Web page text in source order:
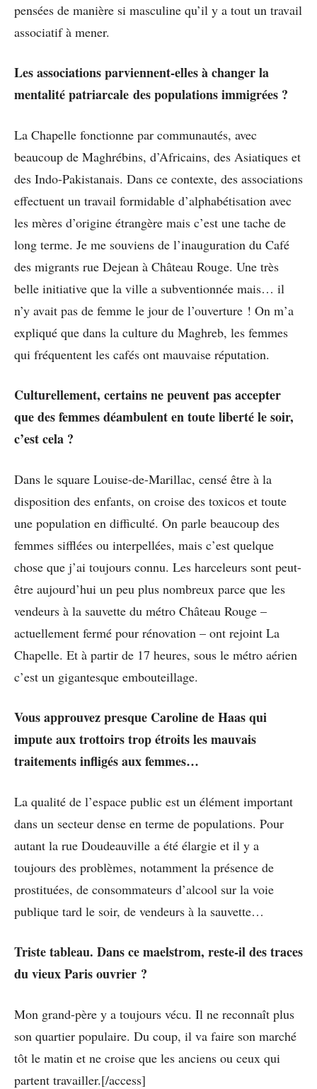
pensées de manière si masculine qu’il y a tout un travail
associatif à mener.
Les associations parviennent-elles à changer la
mentalité patriarcale des populations immigrées ?
La Chapelle fonctionne par communautés, avec
beaucoup de Maghrébins, d’Africains, des Asiatiques et
des Indo-Pakistanais. Dans ce contexte, des associations
effectuent un travail formidable d’alphabétisation avec
les mères d’origine étrangère mais c’est une tache de
long terme. Je me souviens de l’inauguration du Café
des migrants rue Dejean à Château Rouge. Une très
belle initiative que la ville a subventionnée mais… il
n’y avait pas de femme le jour de l’ouverture ! On m’a
expliqué que dans la culture du Maghreb, les femmes
qui fréquentent les cafés ont mauvaise réputation.
Culturellement, certains ne peuvent pas accepter
que des femmes déambulent en toute liberté le soir,
c’est cela ?
Dans le square Louise-de-Marillac, censé être à la
disposition des enfants, on croise des toxicos et toute
une population en difficulté. On parle beaucoup des
femmes sifflées ou interpellées, mais c’est quelque
chose que j’ai toujours connu. Les harceleurs sont peut-
être aujourd’hui un peu plus nombreux parce que les
vendeurs à la sauvette du métro Château Rouge –
actuellement fermé pour rénovation – ont rejoint La
Chapelle. Et à partir de 17 heures, sous le métro aérien
c’est un gigantesque embouteillage.
Vous approuvez presque Caroline de Haas qui
impute aux trottoirs trop étroits les mauvais
traitements infligés aux femmes…
La qualité de l’espace public est un élément important
dans un secteur dense en terme de populations. Pour
autant la rue Doudeauville a été élargie et il y a
toujours des problèmes, notamment la présence de
prostituées, de consommateurs d’alcool sur la voie
publique tard le soir, de vendeurs à la sauvette…
Triste tableau. Dans ce maelstrom, reste-il des traces
du vieux Paris ouvrier ?
Mon grand-père y a toujours vécu. Il ne reconnaît plus
son quartier populaire. Du coup, il va faire son marché
tôt le matin et ne croise que les anciens ou ceux qui
partent travailler.[/access]